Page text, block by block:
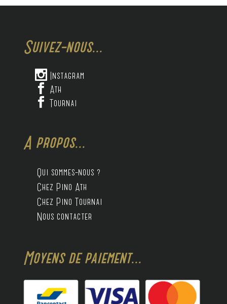
Suivez-nous...
 Instagram
 Ath
 Tournai
A propos...
Qui sommes-nous ?
Chez Pino Ath
Chez Pino Tournai
Nous contacter
Moyens de paiement...